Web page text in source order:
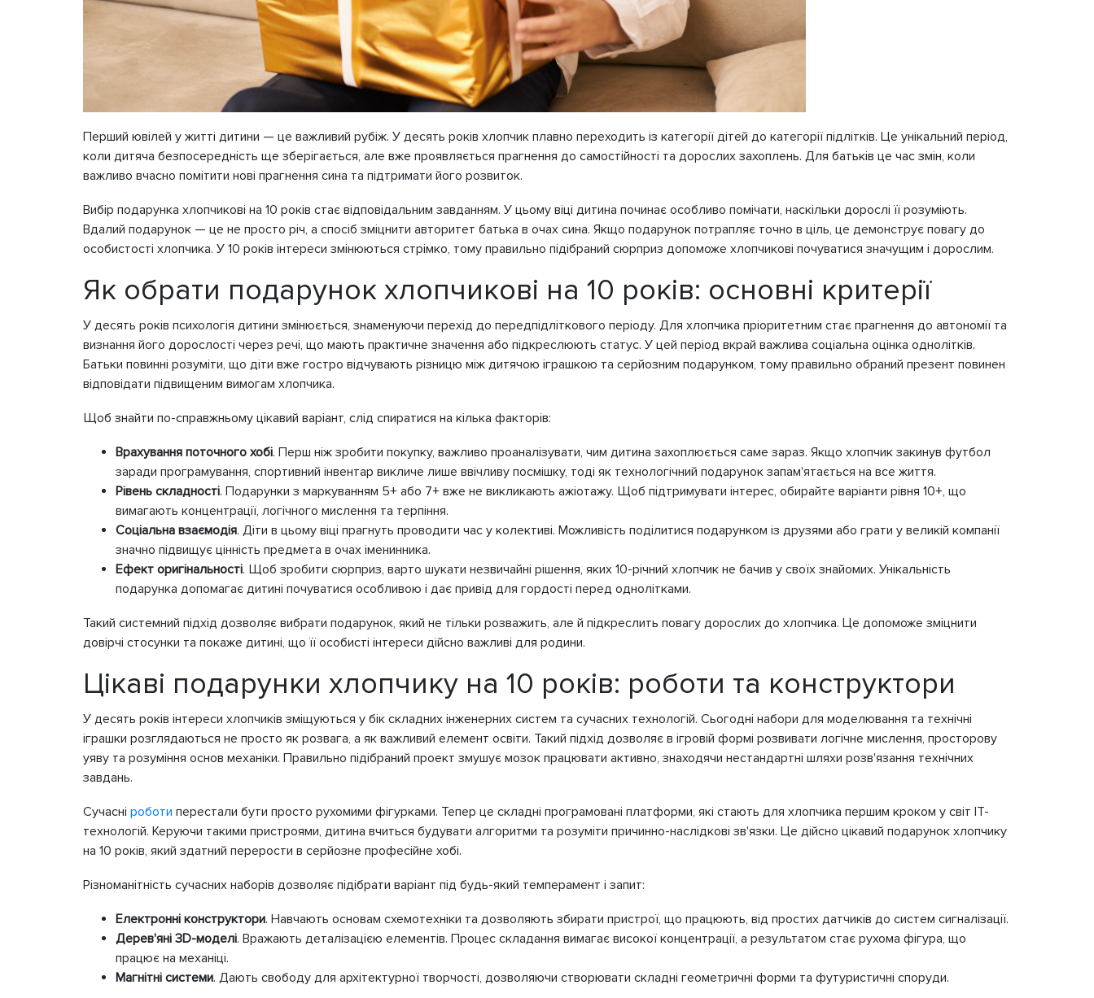
Перший ювілей у житті дитини — це важливий рубіж. У десять років хлопчик плавно переходить із категорії дітей до категорії підлітків. Це унікальний період,
коли дитяча безпосередність ще зберігається, але вже проявляється прагнення до самостійності та дорослих захоплень. Для батьків це час змін, коли
важливо вчасно помітити нові прагнення сина та підтримати його розвиток.
Вибір подарунка хлопчикові на 10 років стає відповідальним завданням. У цьому віці дитина починає особливо помічати, наскільки дорослі її розуміють.
Вдалий подарунок — це не просто річ, а спосіб зміцнити авторитет батька в очах сина. Якщо подарунок потрапляє точно в ціль, це демонструє повагу до
особистості хлопчика. У 10 років інтереси змінюються стрімко, тому правильно підібраний сюрприз допоможе хлопчикові почуватися значущим і дорослим.
Як обрати подарунок хлопчикові на 10 років: основні критерії
У десять років психологія дитини змінюється, знаменуючи перехід до передпідліткового періоду. Для хлопчика пріоритетним стає прагнення до автономії та
визнання його дорослості через речі, що мають практичне значення або підкреслюють статус. У цей період вкрай важлива соціальна оцінка однолітків.
Батьки повинні розуміти, що діти вже гостро відчувають різницю між дитячою іграшкою та серйозним подарунком, тому правильно обраний презент повинен
відповідати підвищеним вимогам хлопчика.
Щоб знайти по-справжньому цікавий варіант, слід спиратися на кілька факторів:
Врахування поточного хобі. Перш ніж зробити покупку, важливо проаналізувати, чим дитина захоплюється саме зараз. Якщо хлопчик закинув футбол
заради програмування, спортивний інвентар викличе лише ввічливу посмішку, тоді як технологічний подарунок запам'ятається на все життя.
Рівень складності. Подарунки з маркуванням 5+ або 7+ вже не викликають ажіотажу. Щоб підтримувати інтерес, обирайте варіанти рівня 10+, що
вимагають концентрації, логічного мислення та терпіння.
Соціальна взаємодія. Діти в цьому віці прагнуть проводити час у колективі. Можливість поділитися подарунком із друзями або грати у великій компанії
значно підвищує цінність предмета в очах іменинника.
Ефект оригінальності. Щоб зробити сюрприз, варто шукати незвичайні рішення, яких 10-річний хлопчик не бачив у своїх знайомих. Унікальність
подарунка допомагає дитині почуватися особливою і дає привід для гордості перед однолітками.
Такий системний підхід дозволяє вибрати подарунок, який не тільки розважить, але й підкреслить повагу дорослих до хлопчика. Це допоможе зміцнити
довірчі стосунки та покаже дитині, що її особисті інтереси дійсно важливі для родини.
Цікаві подарунки хлопчику на 10 років: роботи та конструктори
У десять років інтереси хлопчиків зміщуються у бік складних інженерних систем та сучасних технологій. Сьогодні набори для моделювання та технічні
іграшки розглядаються не просто як розвага, а як важливий елемент освіти. Такий підхід дозволяє в ігровій формі розвивати логічне мислення, просторову
уяву та розуміння основ механіки. Правильно підібраний проект змушує мозок працювати активно, знаходячи нестандартні шляхи розв'язання технічних
завдань.
Сучасні роботи перестали бути просто рухомими фігурками. Тепер це складні програмовані платформи, які стають для хлопчика першим кроком у світ IT-
технологій. Керуючи такими пристроями, дитина вчиться будувати алгоритми та розуміти причинно-наслідкові зв'язки. Це дійсно цікавий подарунок хлопчику
на 10 років, який здатний перерости в серйозне професійне хобі.
Різноманітність сучасних наборів дозволяє підібрати варіант під будь-який темперамент і запит:
Електронні конструктори. Навчають основам схемотехніки та дозволяють збирати пристрої, що працюють, від простих датчиків до систем сигналізації.
Дерев'яні 3D-моделі. Вражають деталізацією елементів. Процес складання вимагає високої концентрації, а результатом стає рухома фігура, що
працює на механіці.
Магнітні системи. Дають свободу для архітектурної творчості, дозволяючи створювати складні геометричні форми та футуристичні споруди.